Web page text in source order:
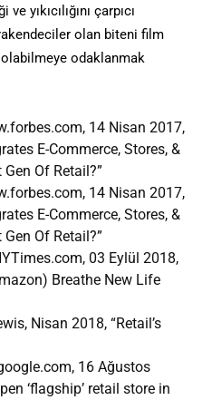
yıkıcılığını çarpıcı
olan biteni film
odaklanmak
14 Nisan 2017,
E-Commerce, Stores, &
Of Retail?”
14 Nisan 2017,
E-Commerce, Stores, &
Of Retail?”
03 Eylül 2018,
Breathe New Life
Nisan 2018, “Retail’s
16 Ağustos
‘flagship’ retail store in